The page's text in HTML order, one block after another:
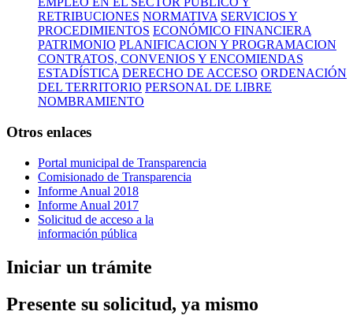
RETRIBUCIONES NORMATIVA SERVICIOS Y
PROCEDIMIENTOS ECONÓMICO FINANCIERA
PATRIMONIO PLANIFICACION Y PROGRAMACION
CONTRATOS, CONVENIOS Y ENCOMIENDAS
ESTADÍSTICA DERECHO DE ACCESO ORDENACIÓN
DEL TERRITORIO PERSONAL DE LIBRE
NOMBRAMIENTO
Otros enlaces
Portal municipal de Transparencia
Comisionado de Transparencia
Informe Anual 2018
Informe Anual 2017
Solicitud de acceso a la
información pública
Iniciar un trámite
Presente su solicitud, ya mismo